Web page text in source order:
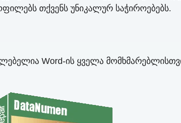
თქვენს უნიკალურ საჭიროებებს.
Word-ის ყველა